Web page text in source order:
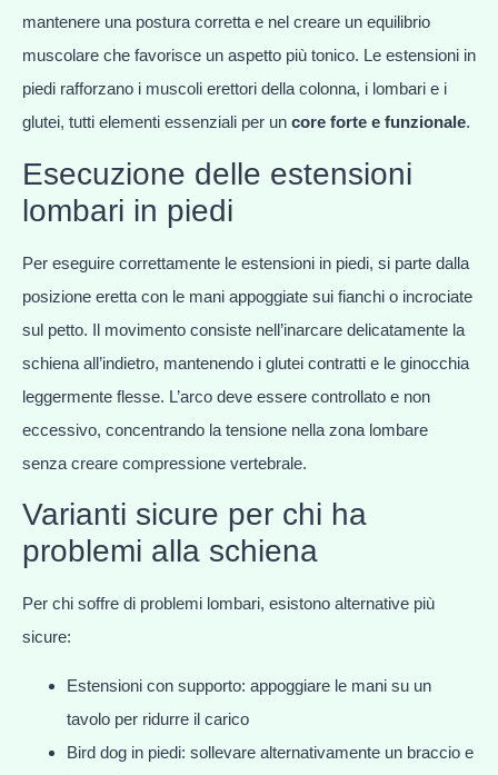
mantenere una postura corretta e nel creare un equilibrio
muscolare che favorisce un aspetto più tonico. Le estensioni in
piedi rafforzano i muscoli erettori della colonna, i lombari e i
glutei, tutti elementi essenziali per un core forte e funzionale.
Esecuzione delle estensioni
lombari in piedi
Per eseguire correttamente le estensioni in piedi, si parte dalla
posizione eretta con le mani appoggiate sui fianchi o incrociate
sul petto. Il movimento consiste nell’inarcare delicatamente la
schiena all’indietro, mantenendo i glutei contratti e le ginocchia
leggermente flesse. L’arco deve essere controllato e non
eccessivo, concentrando la tensione nella zona lombare
senza creare compressione vertebrale.
Varianti sicure per chi ha
problemi alla schiena
Per chi soffre di problemi lombari, esistono alternative più
sicure:
Estensioni con supporto: appoggiare le mani su un
tavolo per ridurre il carico
Bird dog in piedi: sollevare alternativamente un braccio e